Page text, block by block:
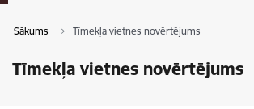
Sākums Tīmekļa vietnes novērtējums
Tīmekļa vietnes novērtējums